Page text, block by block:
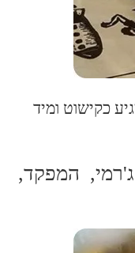
כקישוט ומיד
המפקד,